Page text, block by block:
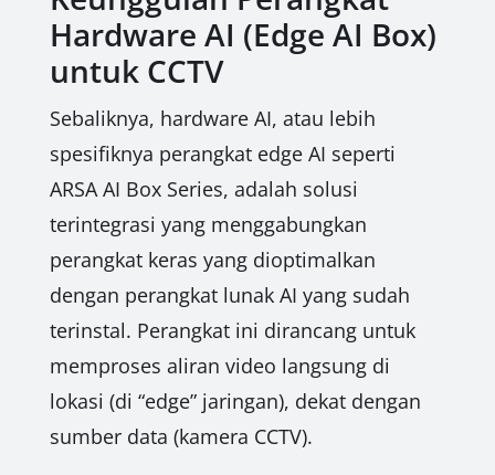
Hardware AI (Edge AI Box)
untuk CCTV
Sebaliknya, hardware AI, atau lebih
spesifiknya perangkat edge AI seperti
ARSA AI Box Series, adalah solusi
terintegrasi yang menggabungkan
perangkat keras yang dioptimalkan
dengan perangkat lunak AI yang sudah
terinstal. Perangkat ini dirancang untuk
memproses aliran video langsung di
lokasi (di “edge” jaringan), dekat dengan
sumber data (kamera CCTV).